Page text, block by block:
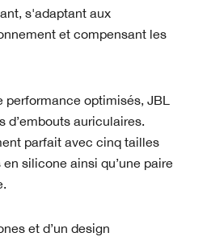
s'adaptant aux
et compensant les
performance optimisés, JBL
d’embouts auriculaires.
parfait avec cinq tailles
silicone ainsi qu’une paire
et d’un design